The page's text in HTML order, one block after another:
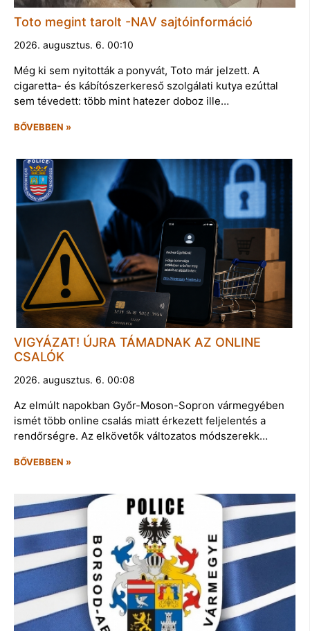
Toto megint tarolt -NAV sajtóinformáció
2026. augusztus. 6. 00:10
Még ki sem nyitották a ponyvát, Toto már jelzett. A
cigaretta- és kábítószerkereső szolgálati kutya ezúttal
sem tévedett: több mint hatezer doboz ille…
BŐVEBBEN »
VIGYÁZAT! ÚJRA TÁMADNAK AZ ONLINE
CSALÓK
2026. augusztus. 6. 00:08
Az elmúlt napokban Győr-Moson-Sopron vármegyében
ismét több online csalás miatt érkezett feljelentés a
rendőrségre. Az elkövetők változatos módszerekk…
BŐVEBBEN »